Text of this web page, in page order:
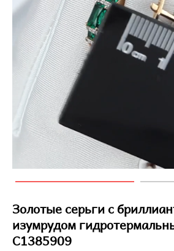
Золотые серьги с
изумрудом
С1385909